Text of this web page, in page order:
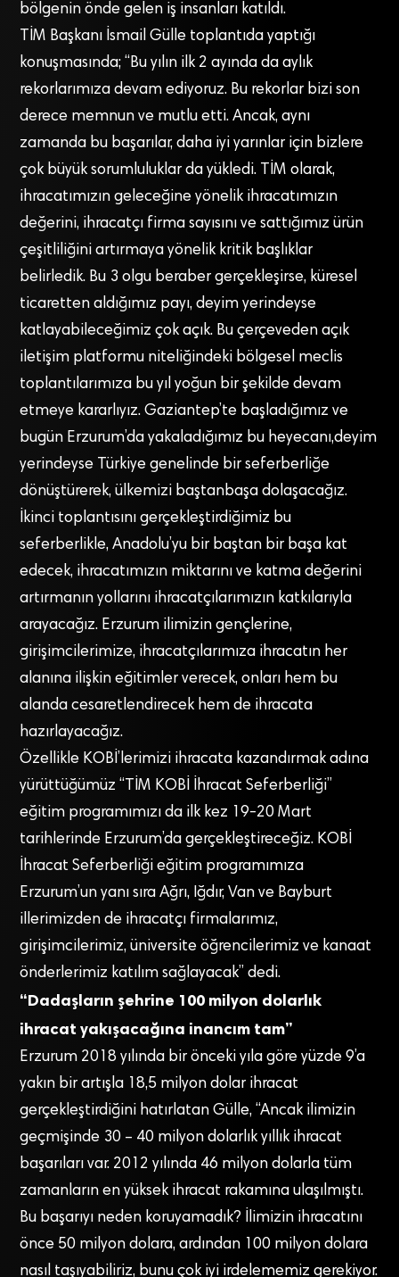
bölgenin önde gelen iş insanları katıldı.
TİM Başkanı İsmail Gülle toplantıda yaptığı
konuşmasında; “Bu yılın ilk 2 ayında da aylık
rekorlarımıza devam ediyoruz. Bu rekorlar bizi son
derece memnun ve mutlu etti. Ancak, aynı
zamanda bu başarılar, daha iyi yarınlar için bizlere
çok büyük sorumluluklar da yükledi. TİM olarak,
ihracatımızın geleceğine yönelik ihracatımızın
değerini, ihracatçı firma sayısını ve sattığımız ürün
çeşitliliğini artırmaya yönelik kritik başlıklar
belirledik. Bu 3 olgu beraber gerçekleşirse, küresel
ticaretten aldığımız payı, deyim yerindeyse
katlayabileceğimiz çok açık. Bu çerçeveden açık
iletişim platformu niteliğindeki bölgesel meclis
toplantılarımıza bu yıl yoğun bir şekilde devam
etmeye kararlıyız. Gaziantep’te başladığımız ve
bugün Erzurum’da yakaladığımız bu heyecanı,deyim
yerindeyse Türkiye genelinde bir seferberliğe
dönüştürerek, ülkemizi baştanbaşa dolaşacağız.
İkinci toplantısını gerçekleştirdiğimiz bu
seferberlikle, Anadolu’yu bir baştan bir başa kat
edecek, ihracatımızın miktarını ve katma değerini
artırmanın yollarını ihracatçılarımızın katkılarıyla
arayacağız. Erzurum ilimizin gençlerine,
girişimcilerimize, ihracatçılarımıza ihracatın her
alanına ilişkin eğitimler verecek, onları hem bu
alanda cesaretlendirecek hem de ihracata
hazırlayacağız.
Özellikle KOBİ’lerimizi ihracata kazandırmak adına
yürüttüğümüz “TİM KOBİ İhracat Seferberliği”
eğitim programımızı da ilk kez 19-20 Mart
tarihlerinde Erzurum’da gerçekleştireceğiz. KOBİ
İhracat Seferberliği eğitim programımıza
Erzurum’un yanı sıra Ağrı, Iğdır, Van ve Bayburt
illerimizden de ihracatçı firmalarımız,
girişimcilerimiz, üniversite öğrencilerimiz ve kanaat
önderlerimiz katılım sağlayacak” dedi.
“Dadaşların şehrine 100 milyon dolarlık
ihracat yakışacağına inancım tam”
Erzurum 2018 yılında bir önceki yıla göre yüzde 9’a
yakın bir artışla 18,5 milyon dolar ihracat
gerçekleştirdiğini hatırlatan Gülle, “Ancak ilimizin
geçmişinde 30 – 40 milyon dolarlık yıllık ihracat
başarıları var. 2012 yılında 46 milyon dolarla tüm
zamanların en yüksek ihracat rakamına ulaşılmıştı.
Bu başarıyı neden koruyamadık? İlimizin ihracatını
önce 50 milyon dolara, ardından 100 milyon dolara
nasıl taşıyabiliriz, bunu çok iyi irdelememiz gerekiyor.